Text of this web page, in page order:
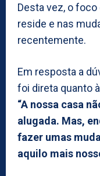
Desta vez, o foco
reside e nas
recentemente.
Em resposta a
foi direta quanto
“A nossa casa
alugada. Mas,
fazer umas
aquilo mais